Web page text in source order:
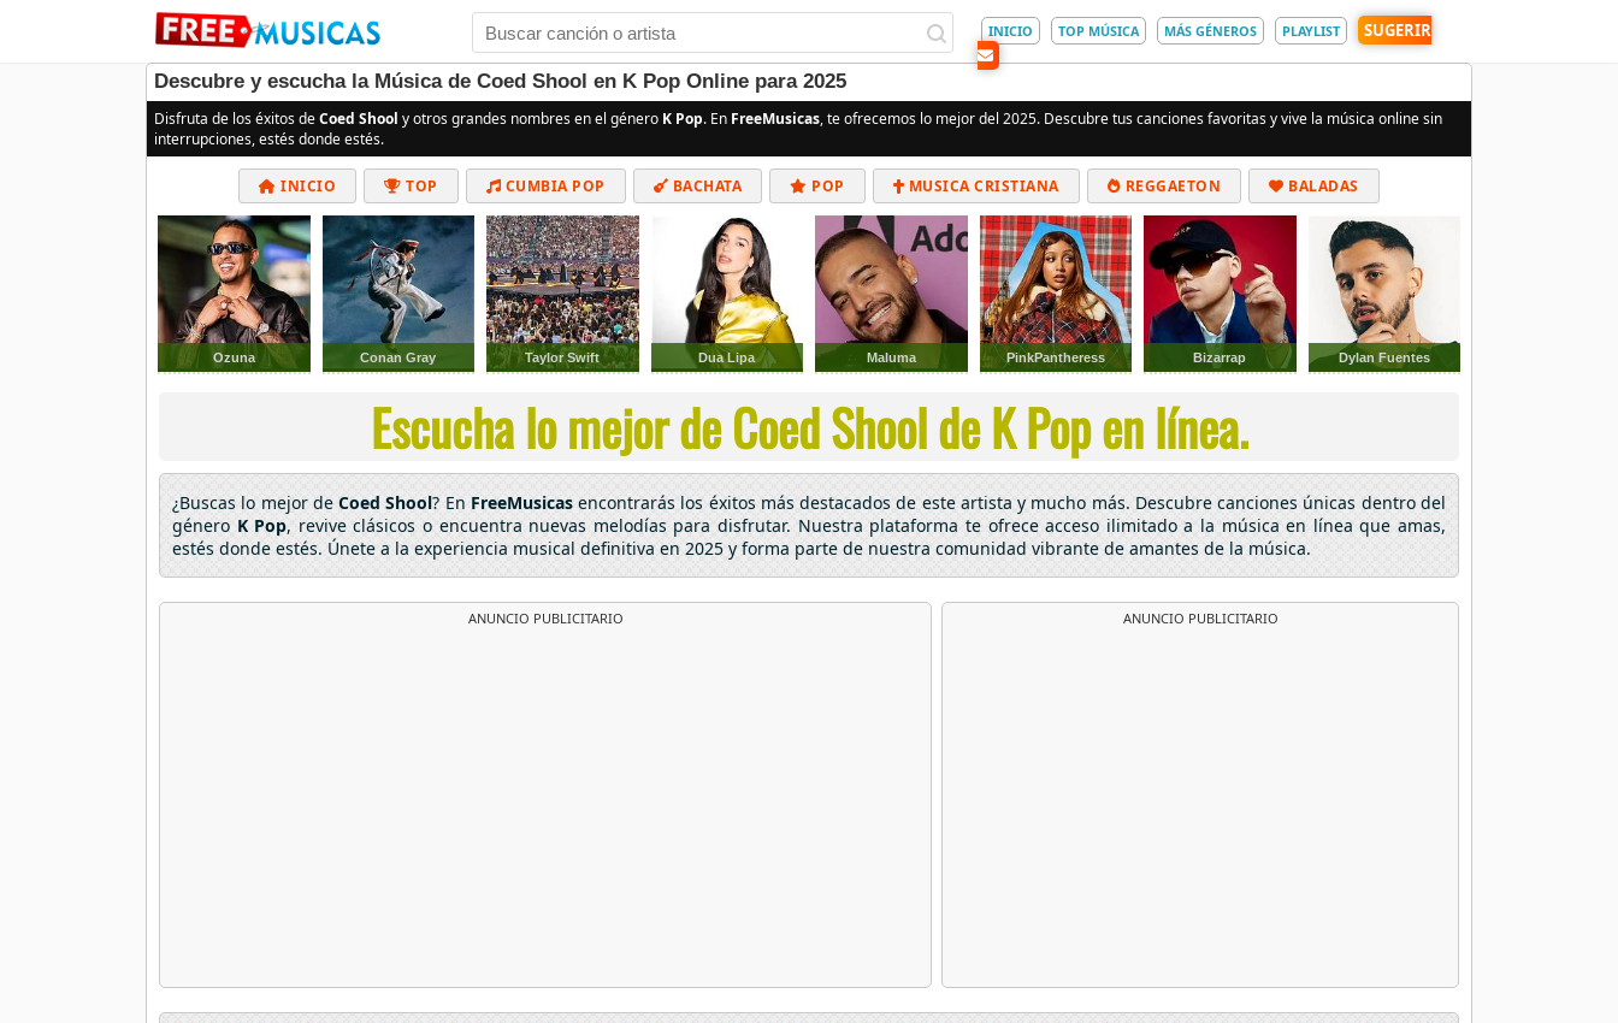
INICIO TOP MÚSICA MÁS GÉNEROS PLAYLIST SUGERIR
Descubre y escucha la Música de Coed Shool en K Pop Online para 2025
Disfruta de los éxitos deCoed Shool y otros grandes nombres en el género K Pop. En FreeMusicas, te ofrecemos lo mejor del 2025. Descubre tus canciones favoritas y vive la música online sin
interrupciones, estés donde estés.
INICIO TOP CUMBIA POP BACHATA POP MUSICA CRISTIANA REGGAETON BALADAS
ALTERNATIVO ELECTRÓNICA CUMBIAS
Ozuna Conan Gray Taylor Swift Dua Lipa Maluma PinkPantheress Bizarrap Dylan Fuentes
Escucha lo mejor de Coed Shool de K Pop en línea.
¿Buscas lo mejor deCoed Shool? En FreeMusicasencontrarás los éxitos más destacados de este artista y mucho más. Descubre canciones únicas dentro del
género K Pop, revive clásicos o encuentra nuevas melodías para disfrutar. Nuestra plataforma te ofrece acceso ilimitado a la música en línea que amas,
estés donde estés. Únete a la experiencia musical definitiva en 2025 y forma parte de nuestra comunidad vibrante de amantes de la música.
ANUNCIO PUBLICITARIO ANUNCIO PUBLICITARIO